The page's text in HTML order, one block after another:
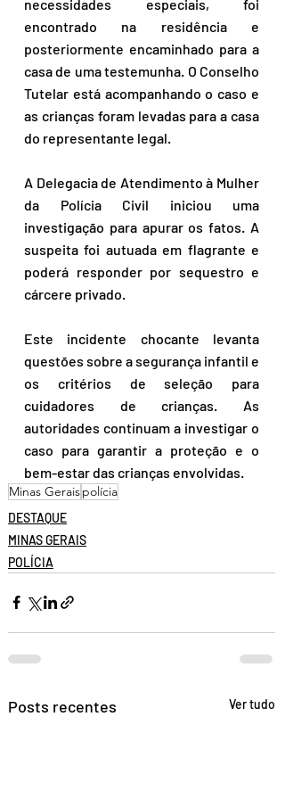
necessidades especiais, foi
encontrado na residência e
posteriormente encaminhado para a
casa de uma testemunha. O Conselho
Tutelar está acompanhando o caso e
as crianças foram levadas para a casa
do representante legal.
A Delegacia de Atendimento à Mulher
da Polícia Civil iniciou uma
investigação para apurar os fatos. A
suspeita foi autuada em flagrante e
poderá responder por sequestro e
cárcere privado.
Este incidente chocante levanta
questões sobre a segurança infantil e
os critérios de seleção para
cuidadores de crianças. As
autoridades continuam a investigar o
caso para garantir a proteção e o
bem-estar das crianças envolvidas.
Minas Geraispolícia
DESTAQUE
MINAS GERAIS
POLÍCIA
Posts recentes Ver tudo